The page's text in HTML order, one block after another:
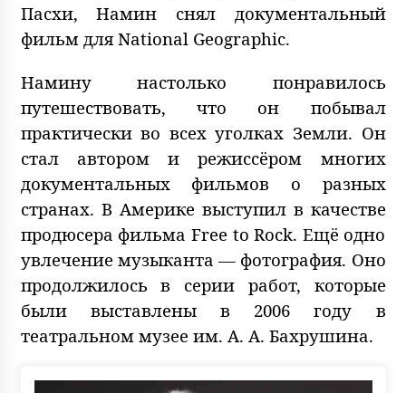
Пасхи, Намин снял документальный
фильм для National Geographic.
Намину настолько понравилось
путешествовать, что он побывал
практически во всех уголках Земли. Он
стал автором и режиссёром многих
документальных фильмов о разных
странах. В Америке выступил в качестве
продюсера фильма Free to Rock. Ещё одно
увлечение музыканта — фотография. Оно
продолжилось в серии работ, которые
были выставлены в 2006 году в
театральном музее им. А. А. Бахрушина.